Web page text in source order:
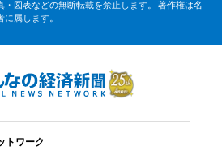
図表などの無断転載を禁止します。 著作権は名
属します。
トワーク